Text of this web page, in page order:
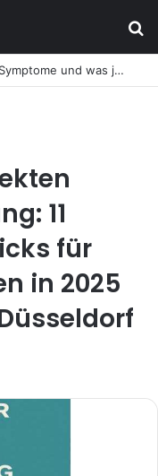
Wurmbefall beim Hund: Ursachen, Symptome und was jetzt zu tun ist
11
für
in 2025